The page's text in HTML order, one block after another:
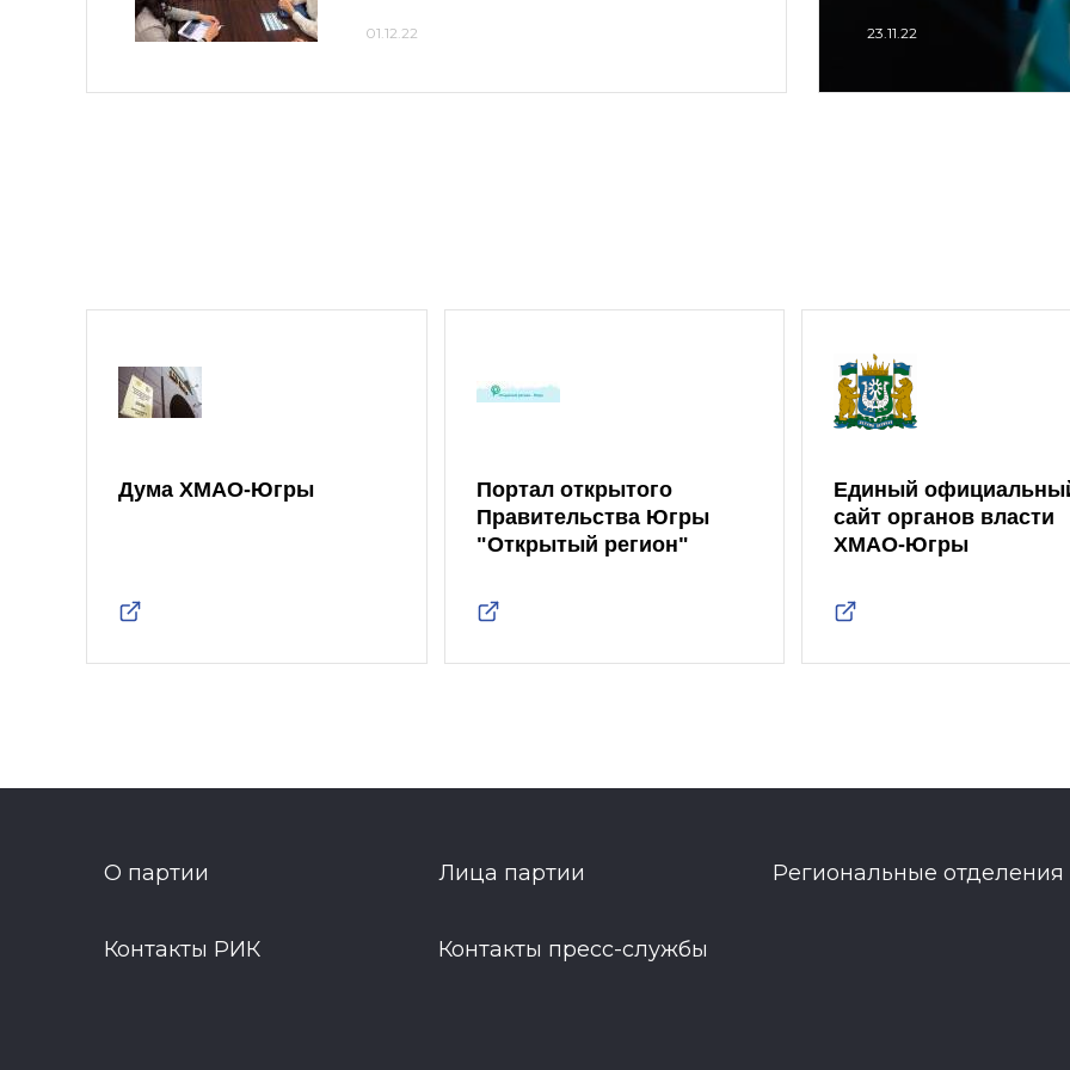
01.12.22 23.11.22
Дума ХМАО-Югры
Портал открытого
Правительства Югры
"Открытый регион"
Единый
сайт органов власти
ХМАО-Югры
О партии Лица партии Региональные отделения
Контакты РИК Контакты пресс-службы